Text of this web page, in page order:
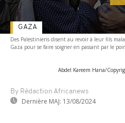
Des Palestiniens disent au revoir à leur fils
Gaza pour se faire soigner en passant par le
Abdel Kareem Hana/
By Rédaction Africanews
Dernière MAJ: 13/08/2024
GAZA